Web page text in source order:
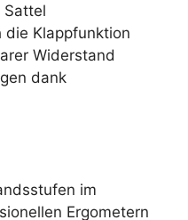
Sattel
die Klappfunktion
Widerstand
dank
im
Ergometern